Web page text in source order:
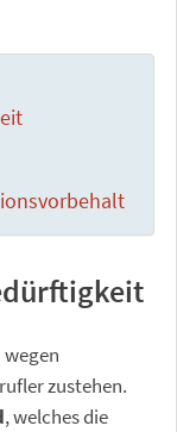
zustehen.
, welches die